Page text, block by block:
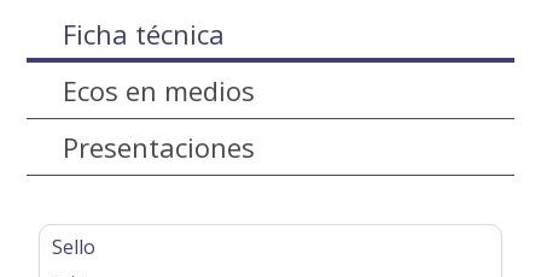
Ficha técnica
Ecos en medios
Presentaciones
Sello